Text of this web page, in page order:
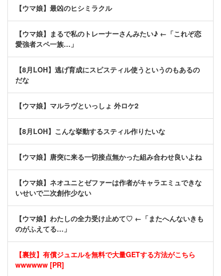
【ウマ娘】最凶のヒシミラクル
【ウマ娘】まるで私のトレーナーさんみたい♪ ←「これぞ恋
愛強者スペ一族…」
【8月LOH】逃げ育成にスピスティル使うというのもあるの
だな
【ウマ娘】マルラヴといっしょ 外ロケ2
【8月LOH】こんな挙動するスティル作りたいな
【ウマ娘】唐突に来る一切接点無かった組み合わせ良いよね
【ウマ娘】ネオユニとゼファーは作者がキャラエミュできな
いせいで二次創作少ない
【ウマ娘】わたしの全力受け止めて♡ ←「またへんないきも
のがふえてる…」
【裏技】有償ジュエルを無料で大量GETする方法がこちら
wwwwww [PR]